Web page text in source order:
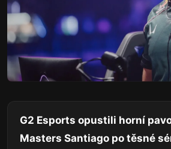
G2 Esports opustili horní
Masters Santiago po těsné